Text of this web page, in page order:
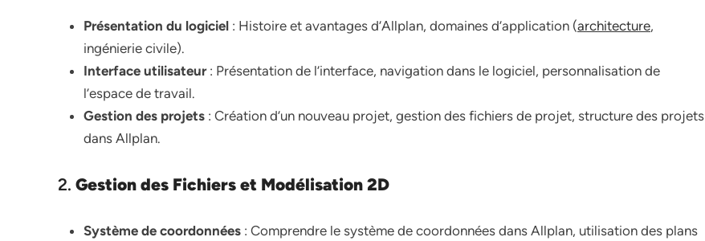
Présentation du logiciel : Histoire et avantages d’Allplan, domaines d’application (architecture,
ingénierie civile).
Interface utilisateur: Présentation de l’interface, navigation dans le logiciel, personnalisation de
l’espace de travail.
Gestion des projets : Création d’un nouveau projet, gestion des fichiers de projet, structure des projets
dans Allplan.
2. Gestion des Fichiers et Modélisation 2D
Système de coordonnées : Comprendre le système de coordonnées dans Allplan, utilisation des plans